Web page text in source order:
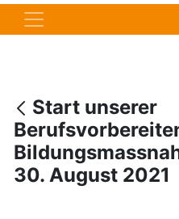
Start unserer
30. August 2021